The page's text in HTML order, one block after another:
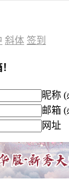
斜体 签到
昵称
邮箱 (
网址